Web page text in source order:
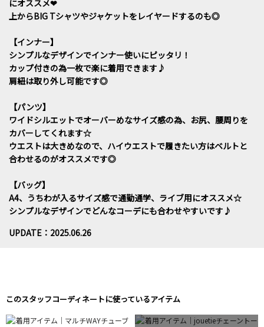
にオススメ❤︎
上からBIG Tシャツやジャケットをレイヤードするのも◎
【インナー】
シンプルなデザインでインナー使いにピッタリ！
カップ付きの為一枚で楽に着用できます♪
肩紐は取り外し可能です◎
【パンツ】
ワイドシルエットでオーバーめなサイズ感の為、お尻、腰周りを
カバーしてくれます☆
ウエストは大きめなので、ハイウエストで履きたい方はベルトと
合わせるのがオススメです◎
【バッグ】
A4、うちわが入るサイズ感で通勤通学、ライブ用にオススメ☆
シンプルなデザインでどんなコーデにも合わせやすいです♪
UPDATE：2025.06.26
このスタッフコーディネートに使っているアイテム